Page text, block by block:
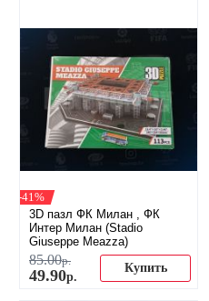
-41%
3D пазл ФК Милан , ФК
Интер Милан (Stadio
Giuseppe Meazza)
85.00р.
49.90р.
Купить